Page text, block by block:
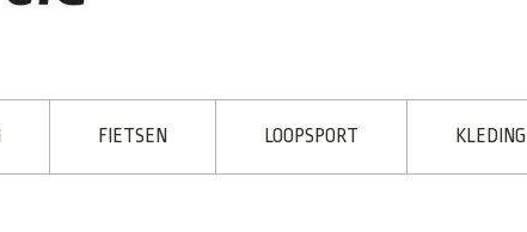
FIETSEN LOOPSPORT KLEDING